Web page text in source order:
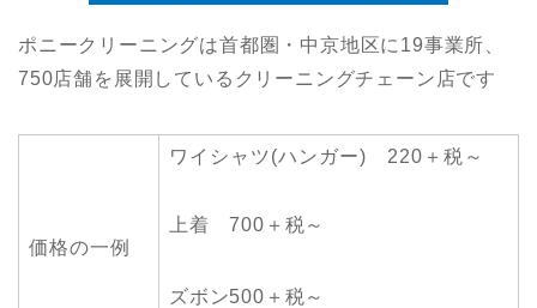
ポニークリーニングは首都圏・中京地区に19事業所、
750店舗を展開しているクリーニングチェーン店です
価格の一例
ワイシャツ(ハンガー) 220＋税～
上着 700＋税～
ズボン500＋税～